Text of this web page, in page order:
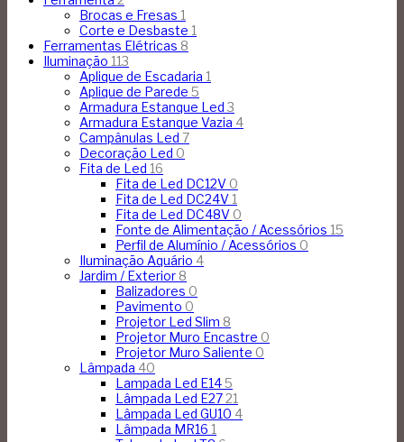
Brocas e Fresas 1
Corte e Desbaste 1
Ferramentas Elétricas 8
Iluminação 113
Aplique de Escadaria 1
Aplique de Parede 5
Armadura Estanque Led3
Armadura Estanque Vazia 4
Campânulas Led 7
Decoração Led 0
Fita de Led 16
Fita de Led DC12V 0
Fita de Led DC24V 1
Fita de Led DC48V 0
Fonte de Alimentação / Acessórios 15
Perfil de Alumínio / Acessórios 0
Iluminação Aquário 4
Jardim / Exterior 8
Balizadores 0
Pavimento 0
Projetor Led Slim 8
Projetor Muro Encastre 0
Projetor Muro Saliente 0
Lâmpada 40
Lampada Led E145
Lâmpada Led E2721
Lâmpada Led GU10 4
Lâmpada MR16 1